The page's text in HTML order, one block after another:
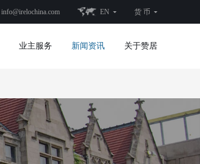
info@irelochina.com EN 货 币
业主服务 新闻资讯 关于赞居